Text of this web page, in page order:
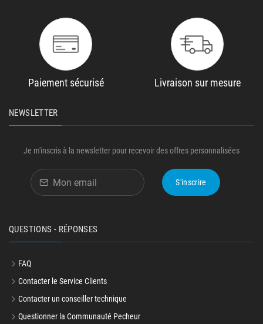
Paiement sécurisé Livraison sur mesure
NEWSLETTER
Je m'inscris à la newsletter pour recevoir des offres personnalisées
S'inscrire
QUESTIONS - RÉPONSES
FAQ
Contacter le Service Clients
Contacter un conseiller technique
Questionner la Communauté Pecheur